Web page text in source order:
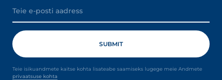
Teie isikuandmete kaitse kohta lisateabe saamiseks lugege meie Andmete
privaatsuse kohta